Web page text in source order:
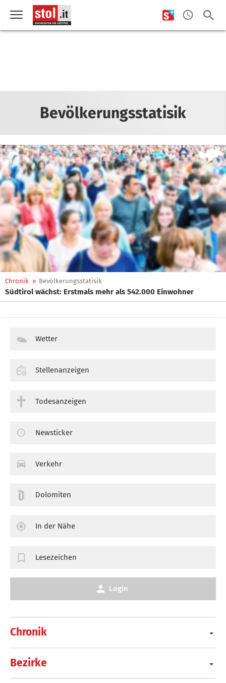
Bevölkerungsstatisik
Chronik » Bevölkerungsstatisik
Südtirol wächst: Erstmals mehr als 542.000 Einwohner
Chronik
Bezirke
Wetter
Stellenanzeigen
Todesanzeigen
Newsticker
Verkehr
Dolomiten
In der Nähe
Lesezeichen
Login